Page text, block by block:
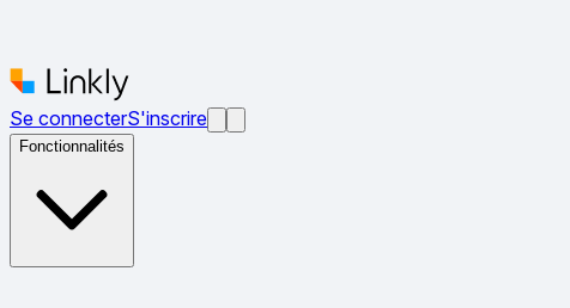
Se connecterS'inscrire
Fonctionnalités